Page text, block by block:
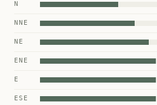
N
NNE
NE
ENE
E
ESE